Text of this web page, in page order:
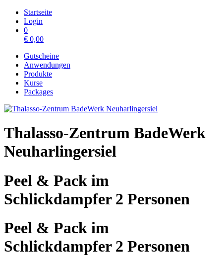
Startseite
Login
0
€ 0,00
Gutscheine
Anwendungen
Produkte
Kurse
Packages
Thalasso-Zentrum BadeWerk
Neuharlingersiel
Peel & Pack im
Schlickdampfer 2 Personen
Peel & Pack im
Schlickdampfer 2 Personen